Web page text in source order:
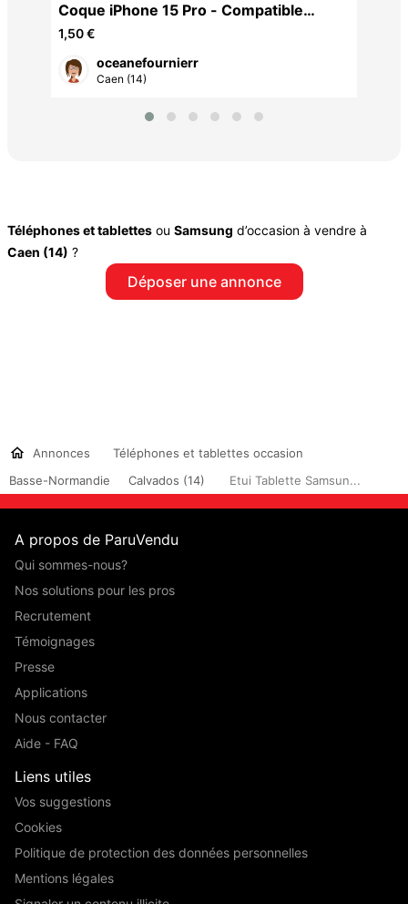
Coque iPhone 15 Pro - Compatible
MagSafe
1,50 €
oceanefournierr
Caen (14)
Téléphones et tablettes ou Samsung d’occasion à vendre à
Caen (14) ?
Déposer une annonce
Annonces
Téléphones et tablettes occasion
Basse-Normandie
Calvados (14) Etui Tablette Samsun...
A propos de ParuVendu
Qui sommes-nous?
Nos solutions pour les pros
Recrutement
Témoignages
Presse
Applications
Nous contacter
Aide - FAQ
Liens utiles
Vos suggestions
Cookies
Politique de protection des données personnelles
Mentions légales